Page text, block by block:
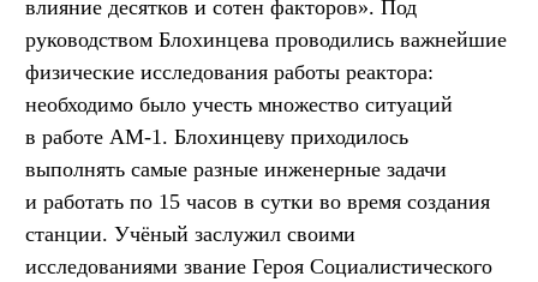
влияние десятков и сотен факторов». Под
руководством Блохинцева проводились важнейшие
физические исследования работы реактора:
необходимо было учесть множество ситуаций
в работе АМ-1. Блохинцеву приходилось
выполнять самые разные инженерные задачи
и работать по 15 часов в сутки во время создания
станции. Учёный заслужил своими
исследованиями звание Героя Социалистического